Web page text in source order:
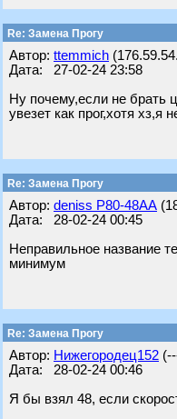
Re: Замена Прогу
Автор: ttemmich
Дата: 27-02-24 23:58
Ну почему,если не брать
увезет как прог,хотя
Re: Замена Прогу
Автор: deniss Р80-48АА
Дата: 28-02-24 00:45
Неправильное название
минимум
Re: Замена Прогу
Автор: Нижегородец152
Дата: 28-02-24 00:46
Я бы взял 48, если